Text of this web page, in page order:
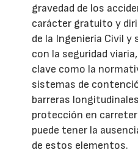
gravedad de los
carácter gratuito y
de la Ingeniería Civil
con la seguridad
clave como la
sistemas de
barreras
protección en
puede tener la
de estos elementos.